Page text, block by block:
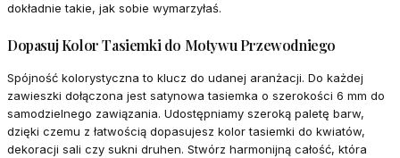
dokładnie takie, jak sobie wymarzyłaś.
Dopasuj Kolor Tasiemki do Motywu Przewodniego
Spójność kolorystyczna to klucz do udanej aranżacji. Do każdej
zawieszki dołączona jest satynowa tasiemka o szerokości 6 mm do
samodzielnego zawiązania. Udostępniamy szeroką paletę barw,
dzięki czemu z łatwością dopasujesz kolor tasiemki do kwiatów,
dekoracji sali czy sukni druhen. Stwórz harmonijną całość, która